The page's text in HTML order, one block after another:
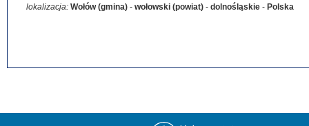
lokalizacja: Wołów (gmina) - wołowski (powiat) - dolnośląskie - Polska